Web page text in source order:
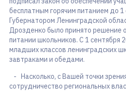
бесплатным горячим питанием до 1
Губернатором Ленинградской
Дрозденко было принято решение
питании школьников. С 1 сентября
младших классов ленинградских
завтраками и обедами.
- Насколько, с Вашей точки
сотрудничество региональных